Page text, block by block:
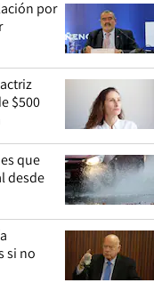
por
$500
que
desde
si no